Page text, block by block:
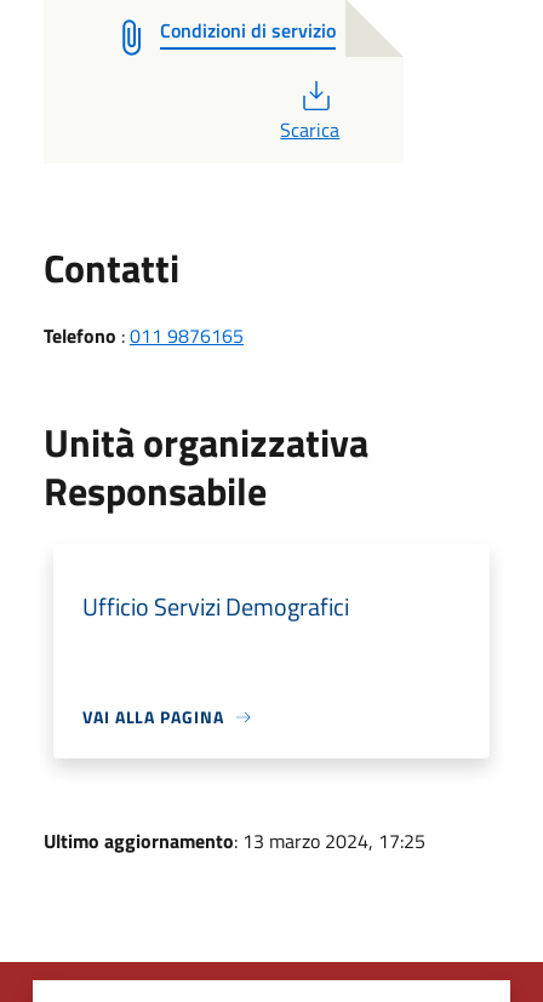
Condizioni di servizio
Scarica
Contatti
Telefono :011 9876165
Unità organizzativa
Responsabile
Ufficio Servizi Demografici
VAI ALLA PAGINA
Ultimo aggiornamento: 13 marzo 2024, 17:25